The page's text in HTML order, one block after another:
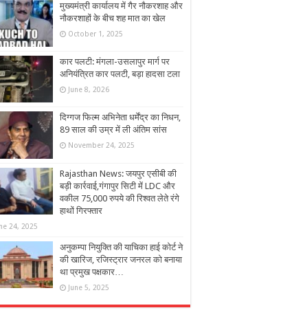
मुख्यमंत्री कार्यालय में गैर नौकरशाह और
नौकरशाहों के बीच शह मात का खेल
October 1, 2025
कार पलटी: मंगला-उसलापुर मार्ग पर
अनियंत्रित कार पलटी, बड़ा हादसा टला
June 8, 2026
दिग्गज फिल्म अभिनेता धर्मेंद्र का निधन,
89 साल की उम्र में ली अंतिम सांस
November 24, 2025
Rajasthan News: जयपुर एसीबी की
बड़ी कार्रवाई,गंगापुर सिटी में LDC और
वकील 75,000 रुपये की रिश्वत लेते रंगे
हाथों गिरफ्तार
24, 2025
अनुकम्पा नियुक्ति की याचिका हाई कोर्ट ने
की खारिज, रजिस्ट्रार जनरल को बनाया
था प्रमुख पक्षकार…
June 5, 2025